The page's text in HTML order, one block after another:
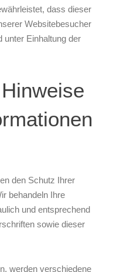
dass dieser
Websitebesucher
unter Einhaltung der
den Schutz Ihrer
behandeln Ihre
und entsprechend
sowie dieser
werden verschiedene